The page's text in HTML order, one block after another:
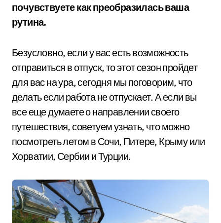
почувствуете как преобразилась ваша
рутина.
Безусловно, если у вас есть возможность
отправиться в отпуск, то этот сезон пройдет
для вас на ура, сегодня мы поговорим, что
делать если работа не отпускает. А если вы
все еще думаете о направлении своего
путешествия, советуем узнать, что можно
посмотреть летом в Сочи, Питере, Крыму или
Хорватии, Сербии и Турции.